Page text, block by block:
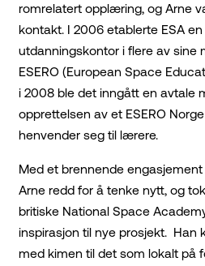
romrelatert opplæring, og Arne
kontakt. I 2006 etablerte ESA
utdanningskontor i flere av sine
ESERO (European Space
i 2008 ble det inngått en avtale
opprettelsen av et ESERO
henvender seg til lærere.
Med et brennende
Arne redd for å tenke nytt, og
britiske National Space
inspirasjon til nye prosjekt. Han
med kimen til det som lokalt på